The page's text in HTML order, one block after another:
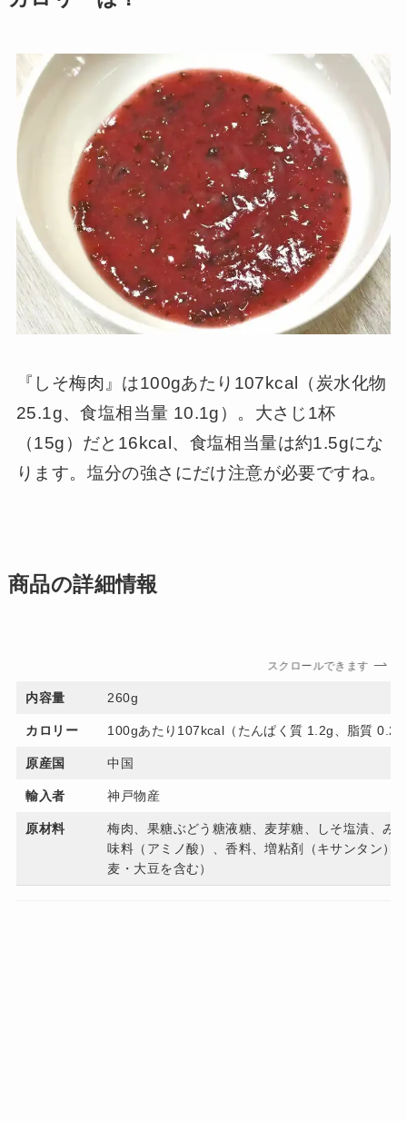
『しそ梅肉』は100gあたり107kcal（炭水化物
25.1g、食塩相当量 10.1g）。大さじ1杯
（15g）だと16kcal、食塩相当量は約1.5gにな
ります。塩分の強さにだけ注意が必要ですね。
商品の詳細情報
スクロールできます
内容量 260g
カロリー 100gあたり107kcal（たんぱく質 1.2g、脂質
原産国 中国
輸入者 神戸物産
原材料
梅肉、果糖ぶどう糖液糖、麦芽糖、しそ塩漬、み
味料（アミノ酸）、香料、増粘剤（キサンタン）
麦・大豆を含む）